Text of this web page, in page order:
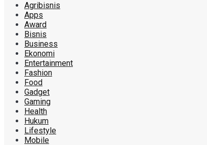
Agribisnis
Apps
Award
Bisnis
Business
Ekonomi
Entertainment
Fashion
Food
Gadget
Gaming
Health
Hukum
Lifestyle
Mobile